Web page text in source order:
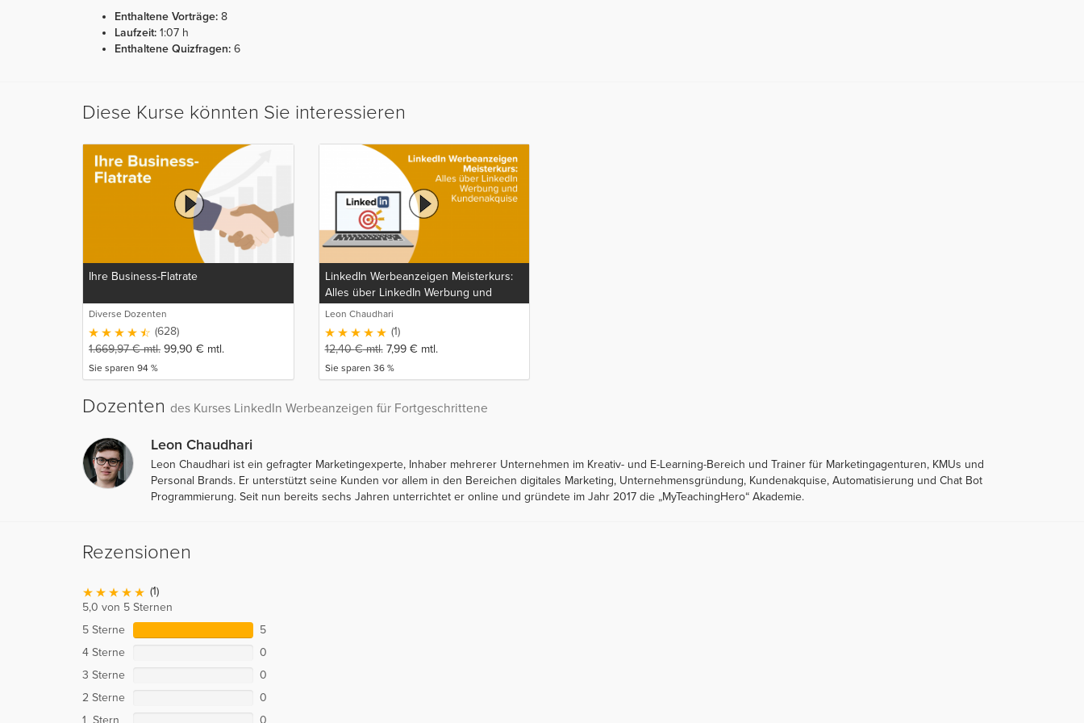
Enthaltene Vorträge: 8
Laufzeit: 1:07 h
Enthaltene Quizfragen: 6
Diese Kurse könnten Sie interessieren
Ihre Business-Flatrate
Diverse Dozenten
(628)
1.669,97€mtl. 99,90 € mtl.
Sie sparen 94 %
LinkedIn Werbeanzeigen Meisterkurs:
Alles über LinkedIn Werbung und
Kundenakquise
Leon Chaudhari
(1)
12,40€mtl. 7,99 € mtl.
Sie sparen 36 %
Dozenten des Kurses LinkedIn Werbeanzeigen für Fortgeschrittene
Leon Chaudhari
Leon Chaudhari ist ein gefragter Marketingexperte, Inhaber mehrerer Unternehmen im Kreativ- und E-Learning-Bereich und Trainer für Marketingagenturen, KMUs und
Personal Brands. Er unterstützt seine Kunden vor allem in den Bereichen digitales Marketing, Unternehmensgründung, Kundenakquise, Automatisierung und Chat Bot
Programmierung. Seit nun bereits sechs Jahren unterrichtet er online und gründete im Jahr 2017 die „MyTeachingHero“ Akademie.
Rezensionen
(1)
5,0 von 5 Sternen
5 Sterne
5
4 Sterne
0
3 Sterne
0
2 Sterne
0
1 Stern
0